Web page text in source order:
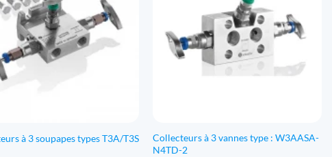
à 3 soupapes types T3A/T3S
Collecteurs à 3 vannes type : W3AASA-
N4TD-2